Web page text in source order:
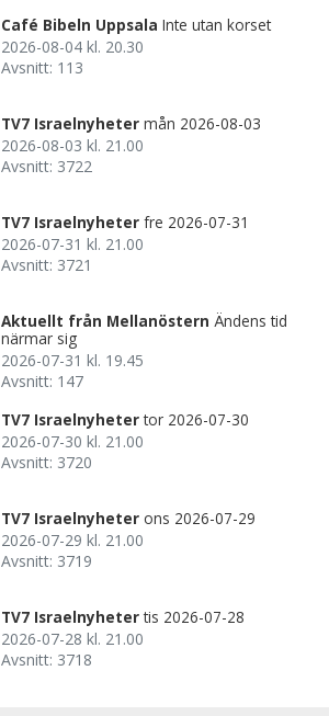
Café Bibeln Uppsala Inte utan korset
2026-08-04 kl. 20.30
Avsnitt: 113
TV7 Israelnyheter mån 2026-08-03
2026-08-03 kl. 21.00
Avsnitt: 3722
TV7 Israelnyheter fre 2026-07-31
2026-07-31 kl. 21.00
Avsnitt: 3721
Aktuellt från Mellanöstern Ändens tid
närmar sig
2026-07-31 kl. 19.45
Avsnitt: 147
TV7 Israelnyheter tor 2026-07-30
2026-07-30 kl. 21.00
Avsnitt: 3720
TV7 Israelnyheter ons 2026-07-29
2026-07-29 kl. 21.00
Avsnitt: 3719
TV7 Israelnyheter tis 2026-07-28
2026-07-28 kl. 21.00
Avsnitt: 3718